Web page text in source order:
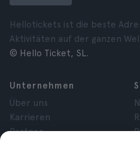
Hellotickets ist die beste
Aktivitäten auf der ganzen
© Hello Ticket, SL.
Unternehmen
Über uns
Karrieren
Partner